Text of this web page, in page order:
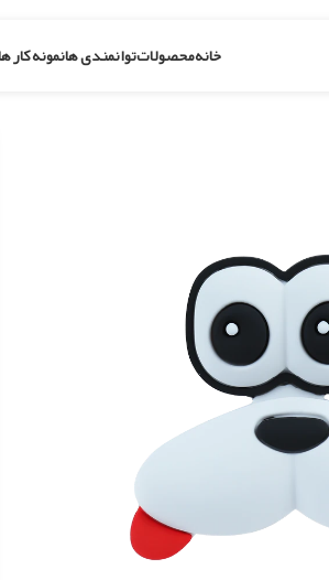
خانهمحصولاتتوانمندی هانمونه کار